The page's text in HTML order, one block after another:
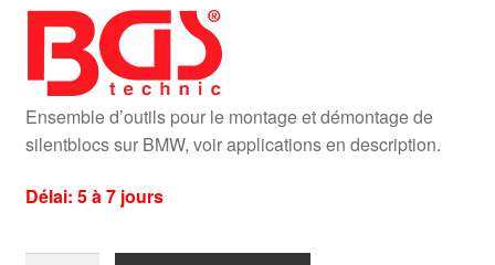
Ensemble d’outils pour le montage et démontage de
silentblocs sur BMW, voir applications en description.
Délai: 5 à 7 jours